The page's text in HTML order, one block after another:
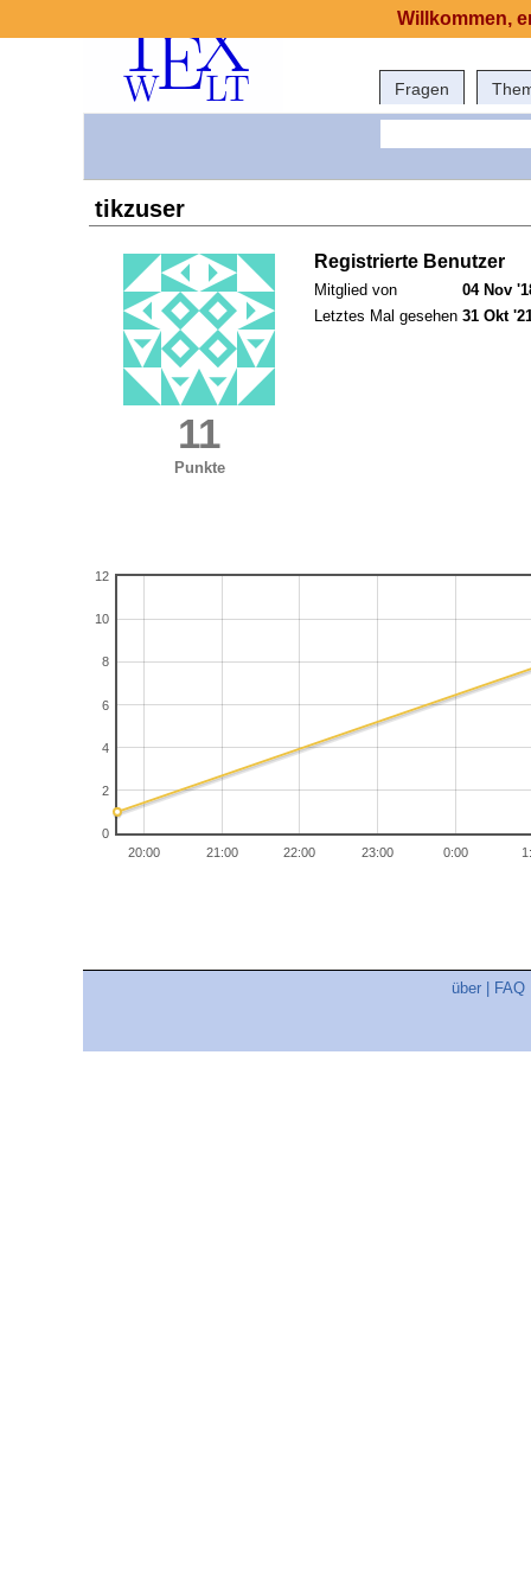
Fragen
tikzuser
11
Punkte
Registrierte Benutzer
Mitglied von
04 Nov
Letztes Mal gesehen 31 Okt
20:00 21:00 22:00 23:00 0:00
0
2
4
6
8
10
12
über FAQ
Willkommen,